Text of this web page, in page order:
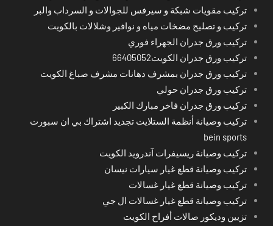
تركيب مقويات شبكة و سيرفس للجوالات و السرداب والبر
تركيب و تصليح مضخات مياه و نوافير وشلالات بالكويت
تركيب ورق جدران الجهراء فوري
تركيب ورق جدران الكويت66405052
تركيب ورق جدران بمشرف دهانات مشرف صباغ الكويت
تركيب ورق جدران حولي
تركيب ورق جدران فاخر مبارك الكبير
تركيب وصيانة أنظمة الستلايت تجديد اشتراك بي ان سبورت
bein sports
تركيب وصيانة ريسيفرات آندرويد الكويت
تركيب وصيانة قطع غيار سيارات نيسان
تركيب وصيانة قطع غيار غسالات
تركيب وصيانة قطع غيار غسالات ال جي
تزيين وديكور صالات أفراح الكويت